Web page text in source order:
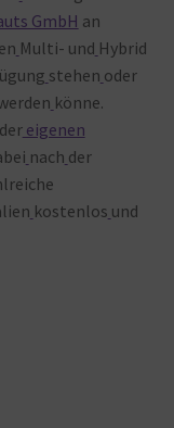
GmbH an
Multi- und Hybrid
stehen oder
könne.
dereigenen
nach der
kostenlos und